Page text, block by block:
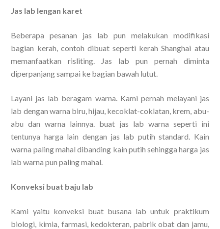
Jas lab lengan karet
Beberapa pesanan jas lab pun melakukan modifikasi
bagian kerah, contoh dibuat seperti kerah Shanghai atau
memanfaatkan risliting. Jas lab pun pernah diminta
diperpanjang sampai ke bagian bawah lutut.
Layani jas lab beragam warna. Kami pernah melayani jas
lab dengan warna biru, hijau, kecoklat-coklatan, krem, abu-
abu dan warna lainnya. buat jas lab warna seperti ini
tentunya harga lain dengan jas lab putih standard. Kain
warna paling mahal dibanding kain putih sehingga harga jas
lab warna pun paling mahal.
Konveksi buat baju lab
Kami yaitu konveksi buat busana lab untuk praktikum
biologi, kimia, farmasi, kedokteran, pabrik obat dan jamu,